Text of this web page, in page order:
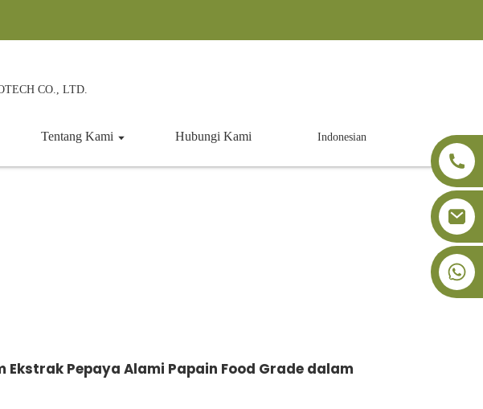
CO., LTD.
Tentang Kami Hubungi Kami Indonesian
Ekstrak Pepaya Alami Papain Food Grade dalam